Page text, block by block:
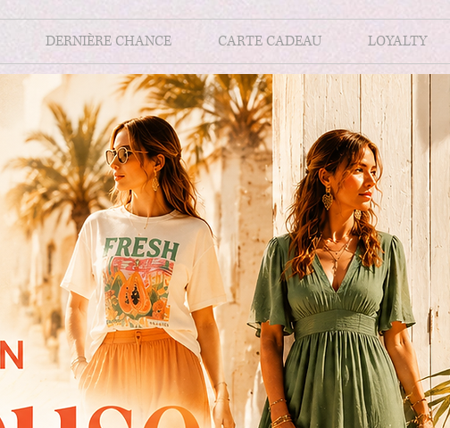
DERNIÈRE CHANCE CARTE CADEAU LOYALTY